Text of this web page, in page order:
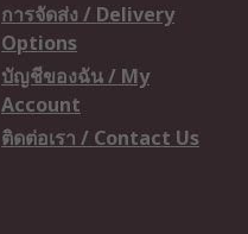
การจัดส่ง / Delivery
Options
บัญชีของฉัน / My
Account
ติดต่อเรา / Contact Us